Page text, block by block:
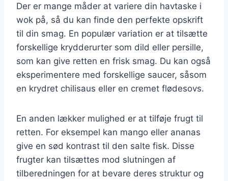
Der er mange måder at variere din havtaske i
wok på, så du kan finde den perfekte opskrift
til din smag. En populær variation er at tilsætte
forskellige krydderurter som dild eller persille,
som kan give retten en frisk smag. Du kan også
eksperimentere med forskellige saucer, såsom
en krydret chilisaus eller en cremet flødesovs.
En anden lækker mulighed er at tilføje frugt til
retten. For eksempel kan mango eller ananas
give en sød kontrast til den salte fisk. Disse
frugter kan tilsættes mod slutningen af
tilberedningen for at bevare deres struktur og